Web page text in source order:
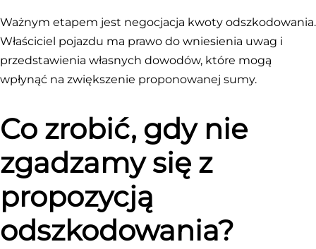
Ważnym etapem jest negocjacja kwoty odszkodowania.
Właściciel pojazdu ma prawo do wniesienia uwag i
przedstawienia własnych dowodów, które mogą
wpłynąć na zwiększenie proponowanej sumy.
Co zrobić, gdy nie
zgadzamy się z
propozycją
odszkodowania?